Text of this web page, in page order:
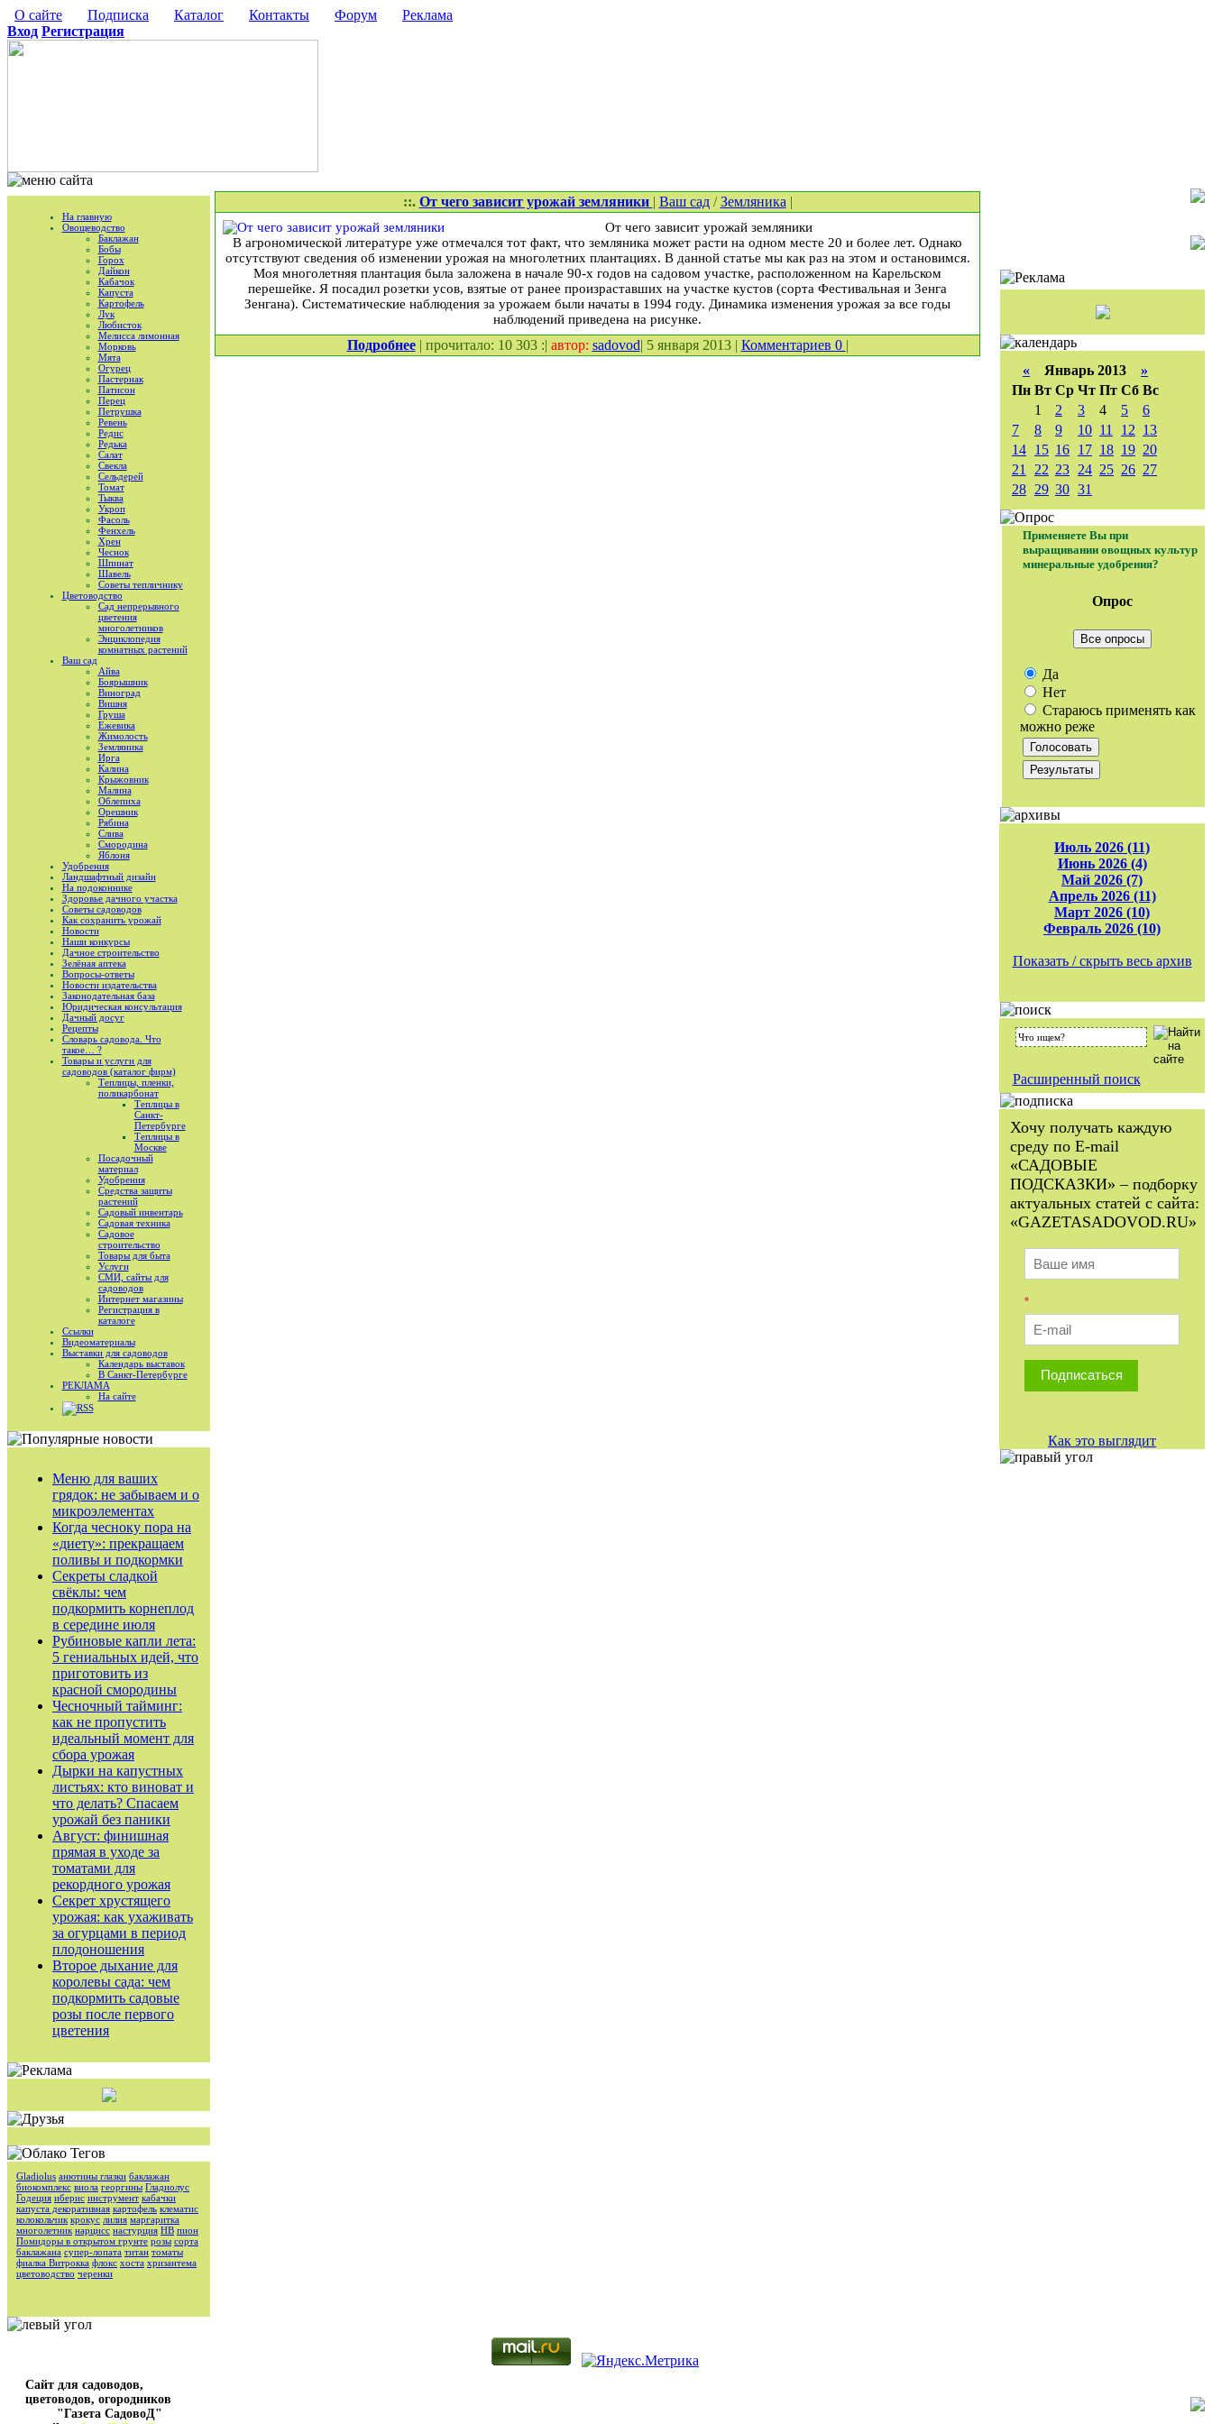
О сайте Подписка Каталог Контакты Форум
Реклама
Вход Регистрация
На главную
Овощеводство
Баклажан
Бобы
Горох
Дайкон
Кабачок
Капуста
Картофель
Лук
Любисток
Мелисса лимонная
Морковь
Мята
Огурец
Пастернак
Патисон
Перец
Петрушка
Ревень
Редис
Редька
Салат
Свекла
Сельдерей
Томат
Тыква
Укроп
Фасоль
Фенхель
Хрен
Чеснок
Шпинат
Шавель
Советы тепличнику
Цветоводство
Сад непрерывного
цветения
многолетников
Энциклопедия
комнатных растений
Ваш сад
Айва
Боярышник
Виноград
Вишня
Груша
Ежевика
Жимолость
Земляника
Ирга
Калина
Крыжовник
Малина
Облепиха
Орешник
Рябина
Слива
Смородина
Яблоня
Удобрения
Ландшафтный дизайн
На подоконнике
Здоровье дачного участка
Советы садоводов
Как сохранить урожай
Новости
Наши конкурсы
Дачное строительство
Зелёная аптека
Вопросы-ответы
Новости издательства
Законодательная база
Юридическая консультация
Дачный досуг
Рецепты
Словарь садовода. Что
такое… ?
Товары и услуги для
садоводов (каталог фирм)
Теплицы, пленки,
поликарбонат
Теплицы в
Санкт-
Петербурге
Теплицы в
Москве
Посадочный
материал
Удобрения
Средства защиты
растений
Садовый инвентарь
Садовая техника
Садовое
строительство
Товары для быта
Услуги
СМИ, сайты для
садоводов
Интернет магазины
Регистрация в
каталоге
Ссылки
Видеоматериалы
Выставки для садоводов
Календарь выставок
В Санкт-Петербурге
РЕКЛАМА
На сайте
RSS
Меню для ваших
грядок: не забываем и о
микроэлементах
Когда чесноку пора на
«диету»: прекращаем
поливы и подкормки
Секреты сладкой
свёклы: чем
подкормить корнеплод
в середине июля
Рубиновые капли лета:
5 гениальных идей, что
приготовить из
красной смородины
Чесночный тайминг:
как не пропустить
идеальный момент для
сбора урожая
Дырки на капустных
листьях: кто виноват и
что делать? Спасаем
урожай без паники
Август: финишная
прямая в уходе за
томатами для
рекордного урожая
Секрет хрустящего
урожая: как ухаживать
за огурцами в период
плодоношения
Второе дыхание для
королевы сада: чем
подкормить садовые
розы после первого
цветения
Gladiolus анютины глазки баклажан
биокомплекс виола георгины Гладиолус
Годеция иберис инструмент кабачки
капуста декоративная картофель клематис
колокольчик крокус лилия маргаритка
многолетник нарцисс настурция НВ пион
Помидоры в открытом грунте розы сорта
баклажана супер-лопата титан томаты
фиалка Витрокка флокс хоста хризантема
цветоводство черенки
::. От чего зависит урожай земляники | Ваш сад/Земляника |
От чего зависит урожай земляники
В агрономической литературе уже отмечался тот факт, что земляника может расти на одном месте 20 и более лет. Однако
отсутствуют сведения об изменении урожая на многолетних плантациях. В данной статье мы как раз на этом и остановимся.
Моя многолетняя плантация была заложена в начале 90-х годов на садовом участке, расположенном на Карельском
перешейке. Я посадил розетки усов, взятые от ранее произраставших на участке кустов (сорта Фестивальная и Зенга
Зенгана). Систематические наблюдения за урожаем были начаты в 1994 году. Динамика изменения урожая за все годы
наблюдений приведена на рисунке.
Подробнее| прочитало: 10 303 :| автор: sadovod| 5 января 2013 | Комментариев 0 |
« Январь 2013 »
Пн Вт Ср Чт Пт Сб Вс
1
2 3 4 5
6
7
8 9 10 11 12 13
14 15 16 17 18 19 20
21
22 23 24 25 26 27
28 29 30 31
Применяете Вы при
выращивании овощных культур
минеральные удобрения?
Опрос
Все опросы
Да
Нет
Стараюсь применять как
можно реже
Июль 2026 (11)
Июнь 2026 (4)
Май 2026 (7)
Апрель 2026 (11)
Март 2026 (10)
Февраль 2026 (10)
Показать / скрыть весь архив
Расширенный поиск
Хочу получать каждую
среду по E-mail
«САДОВЫЕ
ПОДСКАЗКИ» – подборку
актуальных статей с сайта:
«GAZETASADOVOD.RU»
*
Подписаться
Как это выглядит
Сайт для садоводов,
цветоводов, огородников
"Газета СадовоД"